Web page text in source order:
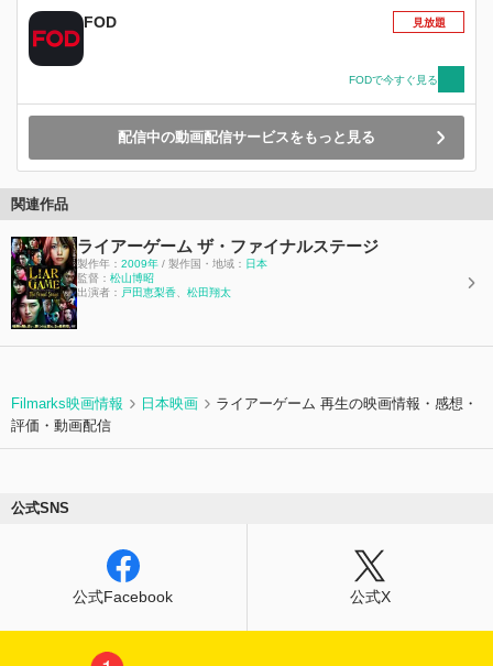
FOD 見放題
FODで今すぐ見る
配信中の動画配信サービスをもっと見る
関連作品
ライアーゲーム ザ・ファイナルステージ
製作年： 2009年 / 製作国・地域： 日本
監督： 松山博昭
出演者： 戸田恵梨香 松田翔太
Filmarks映画情報 日本映画
ライアーゲーム 再生の映画情報・感想・
評価・動画配信
公式SNS
公式Facebook 公式X